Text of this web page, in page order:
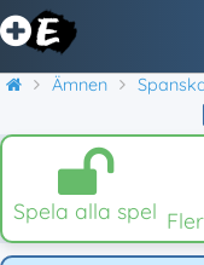
Ämnen
Spela alla spel